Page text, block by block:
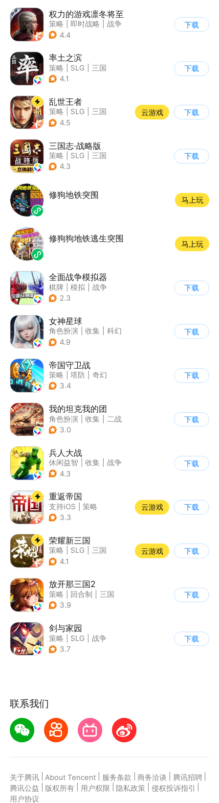
权力的游戏凛冬将至
策略 即时战略
战争
| 权利的游戏
4.4
下载
率土之滨
策略 SLG
三国
| 中国风
4.1
下载
乱世王者
策略 SLG
三国
| 中国风
4.5
云游戏 下载
三国志·战略版
策略 SLG
三国
| 三国志
4.3
下载
修狗地铁突围
马上玩
修狗狗地铁逃生突围
马上玩
全面战争模拟器
棋牌 模拟
战争
| 像素风
2.3
下载
女神星球
角色扮演 收集
科幻
| 捏脸
4.9
下载
帝国守卫战
策略 塔防
奇幻
| 卡通
3.4
下载
我的坦克我的团
角色扮演 收集
二战
| 战术竞技
3.0
下载
兵人大战
休闲益智 收集
战争
| 文字游戏
4.3
下载
重返帝国
支持iOS
策略
| 即时战略
3.3
云游戏 下载
荣耀新三国
策略 SLG
三国
| 中国风
4.1
云游戏 下载
放开那三国2
策略 回合制
三国
| Q版
3.9
下载
剑与家园
策略 SLG
战争
| 欧美风
3.7
下载
联系我们
关于腾讯 About Tencent 服务条款 商务洽谈 腾讯招聘
腾讯公益
版权所有 用户权限 隐私政策 侵权投诉指引
用户协议